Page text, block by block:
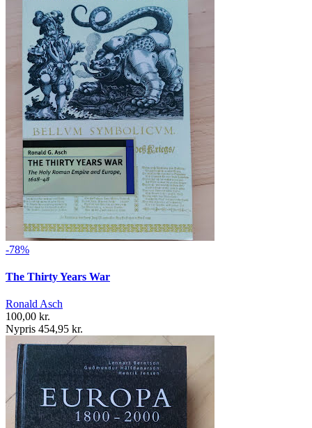
-78%
The Thirty Years War
Ronald Asch
100,00 kr.
Nypris 454,95 kr.